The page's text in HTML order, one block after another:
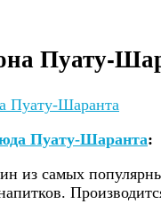
Пуату-
Пуату-Шаранта
Пуату-Шаранта:
из самых